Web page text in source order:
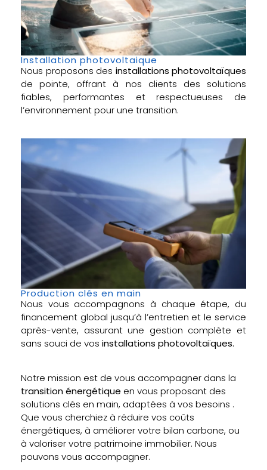
Installation photovoltaique
Nous proposons des installations photovoltaïques
de pointe, offrant à nos clients des solutions
fiables, performantes et respectueuses de
l’environnement pour une transition.
Production clés en main
Nous vous accompagnons à chaque étape, du
financement global jusqu’à l’entretien et le service
après-vente, assurant une gestion complète et
sans souci de vos installations photovoltaïques.
Notre mission est de vous accompagner dans la
transition énergétique en vous proposant des
solutions clés en main, adaptées à vos besoins .
Que vous cherchiez à réduire vos coûts
énergétiques, à améliorer votre bilan carbone, ou
à valoriser votre patrimoine immobilier. Nous
pouvons vous accompagner.